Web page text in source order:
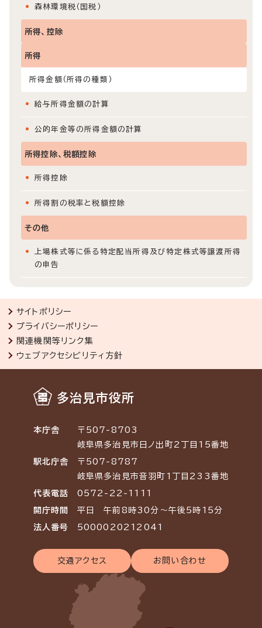
森林環境税（国税）
所得、控除
所得
所得金額（所得の種類）
給与所得金額の計算
公的年金等の所得金額の計算
所得控除、税額控除
所得控除
所得割の税率と税額控除
その他
上場株式等に係る特定配当所得及び特定株式等譲渡所得
の申告
サイトポリシー
プライバシーポリシー
関連機関等リンク集
ウェブアクセシビリティ方針
多治見市役所
本庁舎
〒507-8703
岐阜県多治見市日ノ出町2丁目15番地
駅北庁舎
〒507-8787
岐阜県多治見市音羽町1丁目233番地
代表電話 0572-22-1111
開庁時間 平日 午前8時30分～午後5時15分
法人番号 5000020212041
交通アクセス お問い合わせ